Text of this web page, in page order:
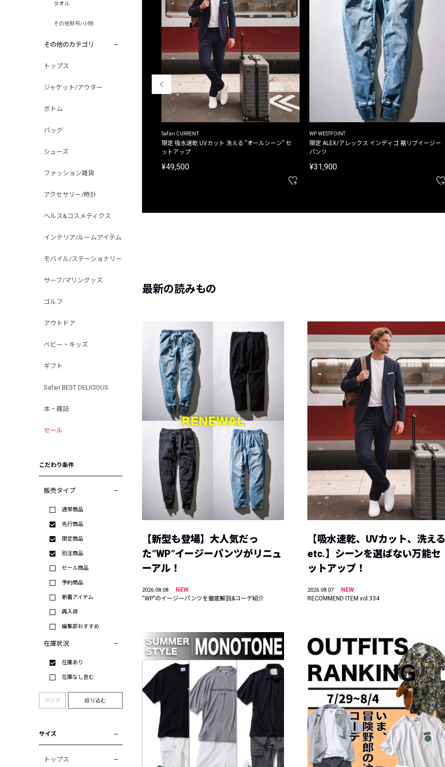
タオル
その他財布/小物
その他のカテゴリ
トップス
ジャケット/アウター
ボトム
バッグ
シューズ
ファッション雑貨
アクセサリー/時計
ヘルス&コスメティクス
インテリア/ルームアイテム
モバイル/ステーショナリー
サーフ/マリングッズ
ゴルフ
アウトドア
ベビー・キッズ
ギフト
Safari BEST DELICIOUS
本・雑誌
セール
こだわり条件
販売タイプ
通常商品
先行商品
限定商品
別注商品
セール商品
予約商品
新着アイテム
再入荷
編集部おすすめ
在庫状況
在庫あり
在庫なし含む
クリア 絞り込む
サイズ
トップス
Safari CURRENT
限定 吸水速乾 UVカット 洗える "オールシーン" セ
ットアップ
¥49,500
WP WESTPOINT
限定 ALEX/アレックス インディゴ 裾リブイージー
パンツ
¥31,900
最新の読みもの
【新型も登場】大人気だっ
た”WP”イージーパンツがリニュ
ーアル！
2026.08.08
NEW
“WP”のイージーパンツを徹底解説&コーデ紹介
【吸水速乾、UVカット、洗える
etc.】シーンを選ばない万能セ
ットアップ！
2026.08.07
NEW
RECOMMEND ITEM vol.334